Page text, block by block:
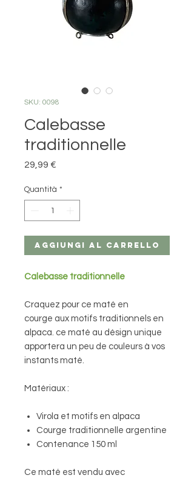
SKU: 0098
Calebasse
traditionnelle
29,99 €
Quantità *
Aggiungi al carrello
Calebasse traditionnelle
Craquez pour ce maté en
courge aux motifs traditionnels en
alpaca. ce maté au désign unique
apportera un peu de couleurs à vos
instants maté.
Matériaux :
Virola et motifs en alpaca
Courge traditionnelle argentine
Contenance 150 ml
Ce maté est vendu avec